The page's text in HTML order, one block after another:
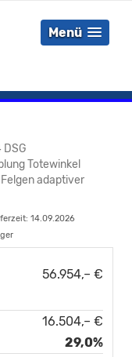
Menü
Totewinkel
adaptiver
14.09.2026
56.954,– €
16.504,– €
29,0%